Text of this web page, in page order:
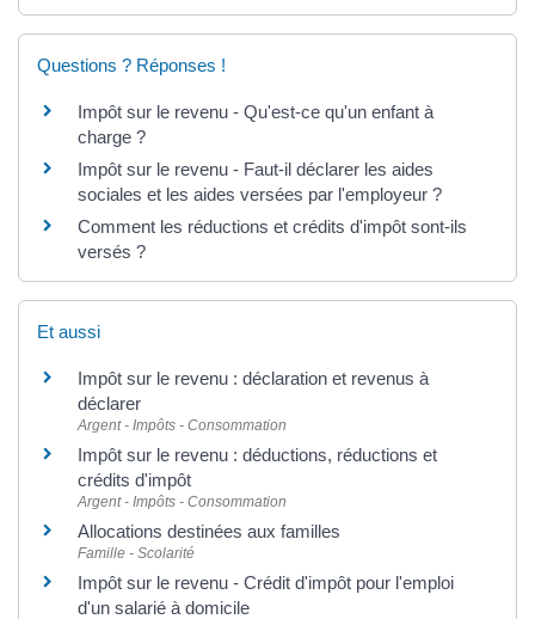
Questions ? Réponses !
Impôt sur le revenu - Qu'est-ce qu'un enfant à
charge ?
Impôt sur le revenu - Faut-il déclarer les aides
sociales et les aides versées par l'employeur ?
Comment les réductions et crédits d'impôt sont-ils
versés ?
Et aussi
Impôt sur le revenu : déclaration et revenus à
déclarer
Argent - Impôts - Consommation
Impôt sur le revenu : déductions, réductions et
crédits d'impôt
Argent - Impôts - Consommation
Allocations destinées aux familles
Famille - Scolarité
Impôt sur le revenu - Crédit d'impôt pour l'emploi
d'un salarié à domicile